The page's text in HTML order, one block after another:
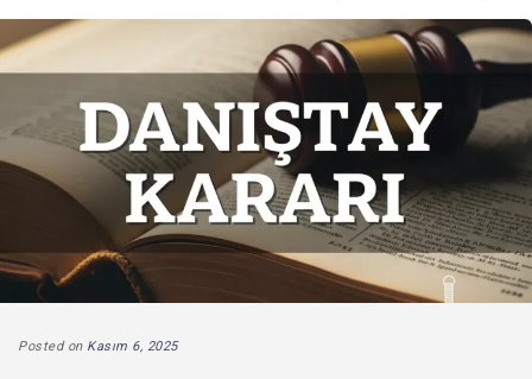
Posted on Kasım 6, 2025